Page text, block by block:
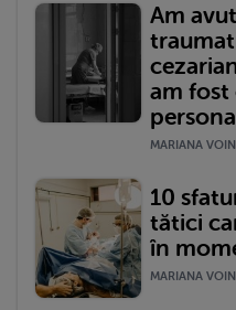
Am
am fost
MARIANA
10
tătici
în
MARIANA